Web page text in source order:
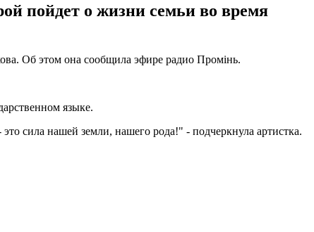
пойдет о жизни семьи во время
Об этом она сообщила эфире радио Промінь.
языке.
сила нашей земли, нашего рода!" - подчеркнула артистка.